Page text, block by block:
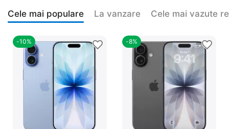
Cele mai populare La vanzare Cele mai vazute
-10% -8%